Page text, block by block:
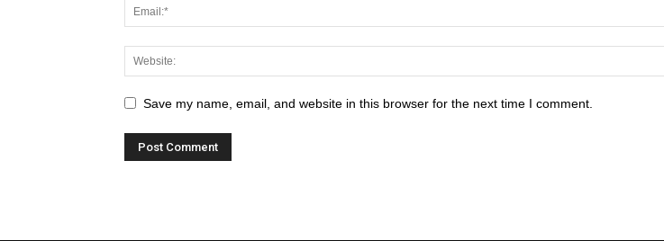
Save my name, email, and website in this browser for the next time I comment.